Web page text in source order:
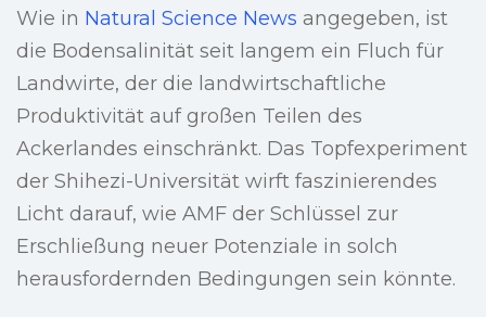
Wie in Natural Science News angegeben, ist
die Bodensalinität seit langem ein Fluch für
Landwirte, der die landwirtschaftliche
Produktivität auf großen Teilen des
Ackerlandes einschränkt. Das Topfexperiment
der Shihezi-Universität wirft faszinierendes
Licht darauf, wie AMF der Schlüssel zur
Erschließung neuer Potenziale in solch
herausfordernden Bedingungen sein könnte.